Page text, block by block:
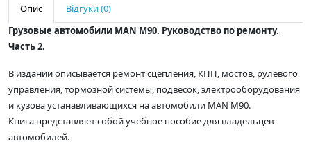
Опис
Відгуки (0)
Грузовые автомобили MAN M90. Руководство по ремонту.
Часть 2.
В издании описывается ремонт сцепления, КПП, мостов, рулевого
управления, тормозной системы, подвесок, электрооборудования
и кузова устанавливающихся на автомобили MAN M90.
Книга представляет собой учебное пособие для владельцев
автомобилей.